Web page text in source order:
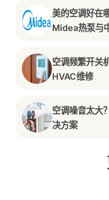
美的空调好在
Midea热泵与
空调频繁开关
HVAC维修
空调噪音太大
决方案